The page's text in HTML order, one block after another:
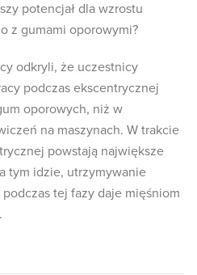
potencjał dla wzrostu
z gumami oporowymi?
odkryli, że uczestnicy
podczas ekscentrycznej
oporowych, niż w
na maszynach. W trakcie
powstają największe
tym idzie, utrzymywanie
tej fazy daje mięśniom